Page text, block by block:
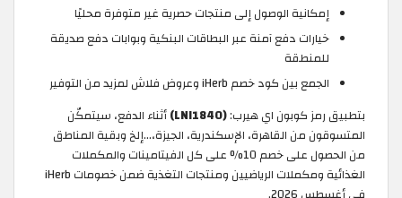
إمكانية الوصول إلى منتجات حصرية غير متوفرة محليًا
خيارات دفع آمنة عبر البطاقات البنكية وبوابات دفع صديقة
للمنطقة
الجمع بين كود خصم iHerb وعروض فلاش لمزيد من التوفير
بتطبيق رمز كوبون اي هيرب:(LNI1840)
أثناء الدفع، سيتمكّن
المتسوقون من القاهرة، الإسكندرية، الجيزة،...إلخ وبقية المناطق
من الحصول على خصم 10% على كل الفيتامينات والمكملات
الغذائية ومكملات الرياضيين ومنتجات التغذية ضمن خصومات iHerb